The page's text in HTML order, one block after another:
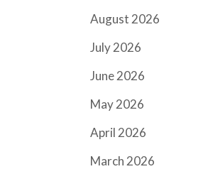
August 2026
July 2026
June 2026
May 2026
April 2026
March 2026